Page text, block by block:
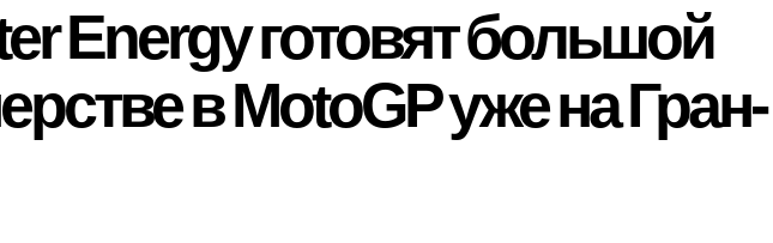
Energy готовят большой
в MotoGP уже на Гран-